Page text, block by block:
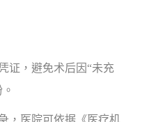
，避免术后因“未充
医院可依据《医疗机